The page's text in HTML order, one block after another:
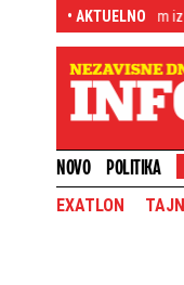
• AKTUELNO
tim iz Humske
NOVO POLITIKA
EXATLON